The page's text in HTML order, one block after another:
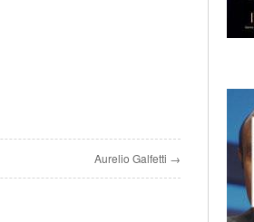
Aurelio Galfetti →